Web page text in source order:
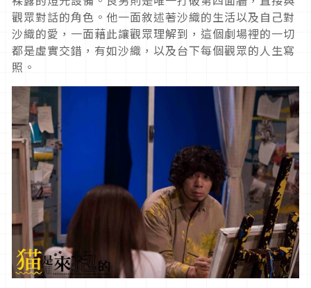
觀眾對話的角色。他一面敘述著沙織的生活以及自己對
沙織的愛，一面藉此讓觀眾理解到，這個劇場裡的一切
都是虛實交錯，有如沙織，以及台下每個觀眾的人生寫
照。